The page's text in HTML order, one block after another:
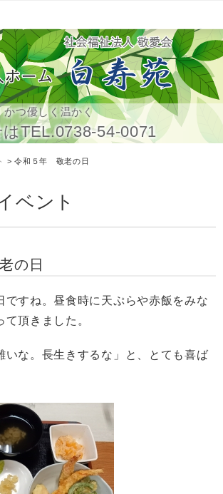
かつ優しく温かく
TEL.0738-54-0071
> 令和５年 敬老の日
ベント
の日
ですね。昼食時に天ぷらや赤飯をみな
頂きました。
いな。長生きするな」と、とても喜ば